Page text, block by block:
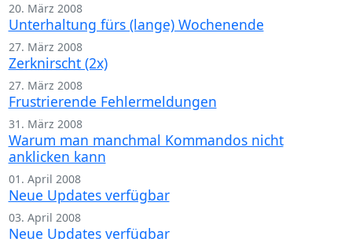
20. März 2008
Unterhaltung fürs (lange) Wochenende
27. März 2008
Zerknirscht (2x)
27. März 2008
Frustrierende Fehlermeldungen
31. März 2008
Warum man manchmal Kommandos nicht
anklicken kann
01. April 2008
Neue Updates verfügbar
03. April 2008
Neue Updates verfügbar